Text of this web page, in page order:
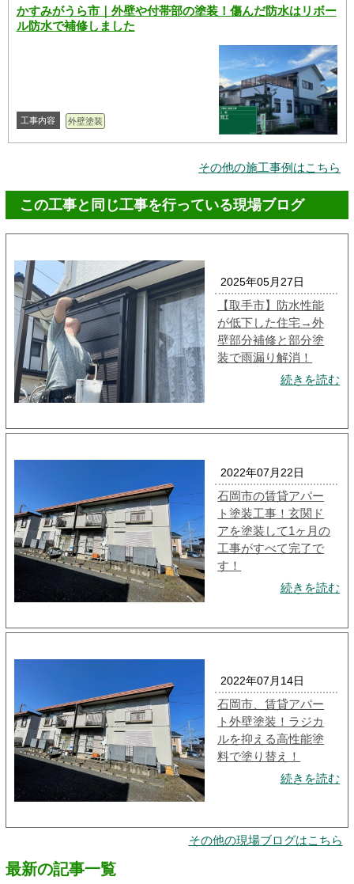
かすみがうら市｜外壁や付帯部の塗装！傷んだ防水はリボー
ル防水で補修しました
工事内容 外壁塗装
その他の施工事例はこちら
この工事と同じ工事を行っている現場ブログ
2025年05月27日
【取手市】防水性能
が低下した住宅→外
壁部分補修と部分塗
装で雨漏り解消！
続きを読む
2022年07月22日
石岡市の賃貸アパー
ト塗装工事！玄関ド
アを塗装して1ヶ月の
工事がすべて完了で
す！
続きを読む
2022年07月14日
石岡市、賃貸アパー
ト外壁塗装！ラジカ
ルを抑える高性能塗
料で塗り替え！
続きを読む
その他の現場ブログはこちら
最新の記事一覧